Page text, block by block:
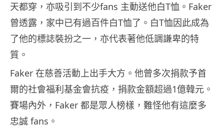
天都穿，亦吸引到不少fans 主動送他白T恤。Faker
曾透露，家中已有過百件白T恤了。白T恤因此成為
了他的標誌裝扮之一，亦代表著他低調謙卑的特
質。
Faker 在慈善活動上出手大方。他曾多次捐款予首
爾的社會福利基金會抗疫，捐款金額超過1億韓元。
賽場內外，Faker 都是眾人榜樣，難怪他有這麼多
忠誠 fans。